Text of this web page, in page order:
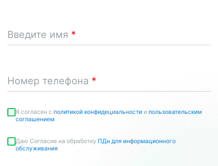
Введите имя
Номер телефона
Я согласен c политикой конфидециальности и пользовательским
соглашением
Даю Согласие на обработку ПДн для информационного
обслуживания